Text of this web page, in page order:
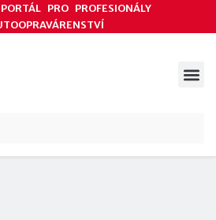
PRO PROFESIONÁLY